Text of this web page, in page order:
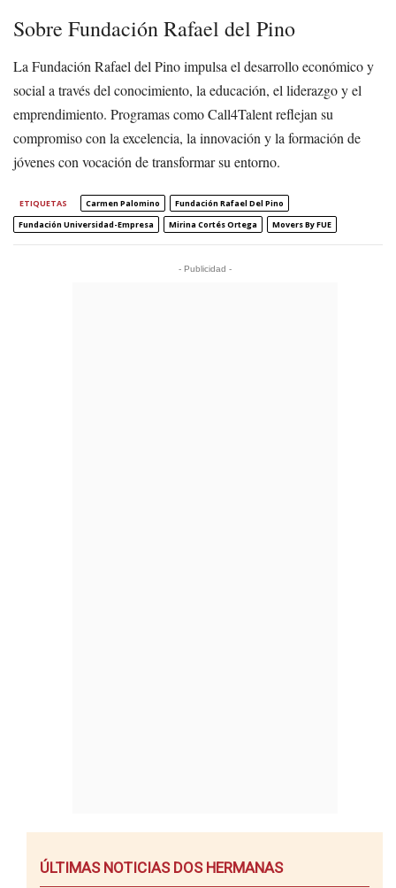
Sobre Fundación Rafael del Pino
La Fundación Rafael del Pino impulsa el desarrollo económico y
social a través del conocimiento, la educación, el liderazgo y el
emprendimiento. Programas como Call4Talent reflejan su
compromiso con la excelencia, la innovación y la formación de
jóvenes con vocación de transformar su entorno.
ETIQUETAS Carmen Palomino
Fundación Rafael Del Pino
Fundación Universidad-Empresa
Mirina Cortés Ortega Movers By FUE
- Publicidad -
ÚLTIMAS NOTICIAS DOS HERMANAS